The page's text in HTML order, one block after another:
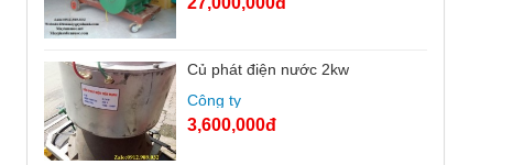
Củ phát điện nước 2kw
Công ty
3,600,000đ